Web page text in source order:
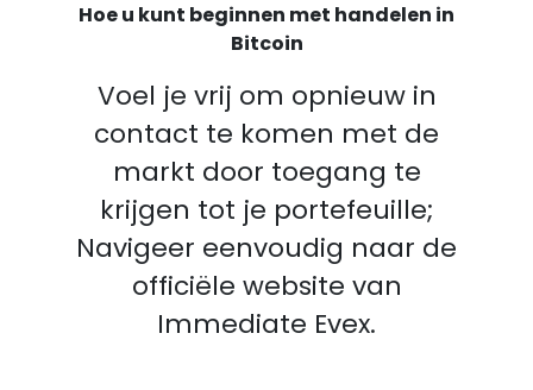
Hoe u kunt beginnen met handelen in
Bitcoin
Voel je vrij om opnieuw in
contact te komen met de
markt door toegang te
krijgen tot je portefeuille;
Navigeer eenvoudig naar de
officiële website van
Immediate Evex.